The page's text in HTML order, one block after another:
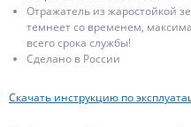
Отражатель из жаростойкой
темнеет со временем,
всего срока службы!
Сделано в России
Скачать инструкцию по